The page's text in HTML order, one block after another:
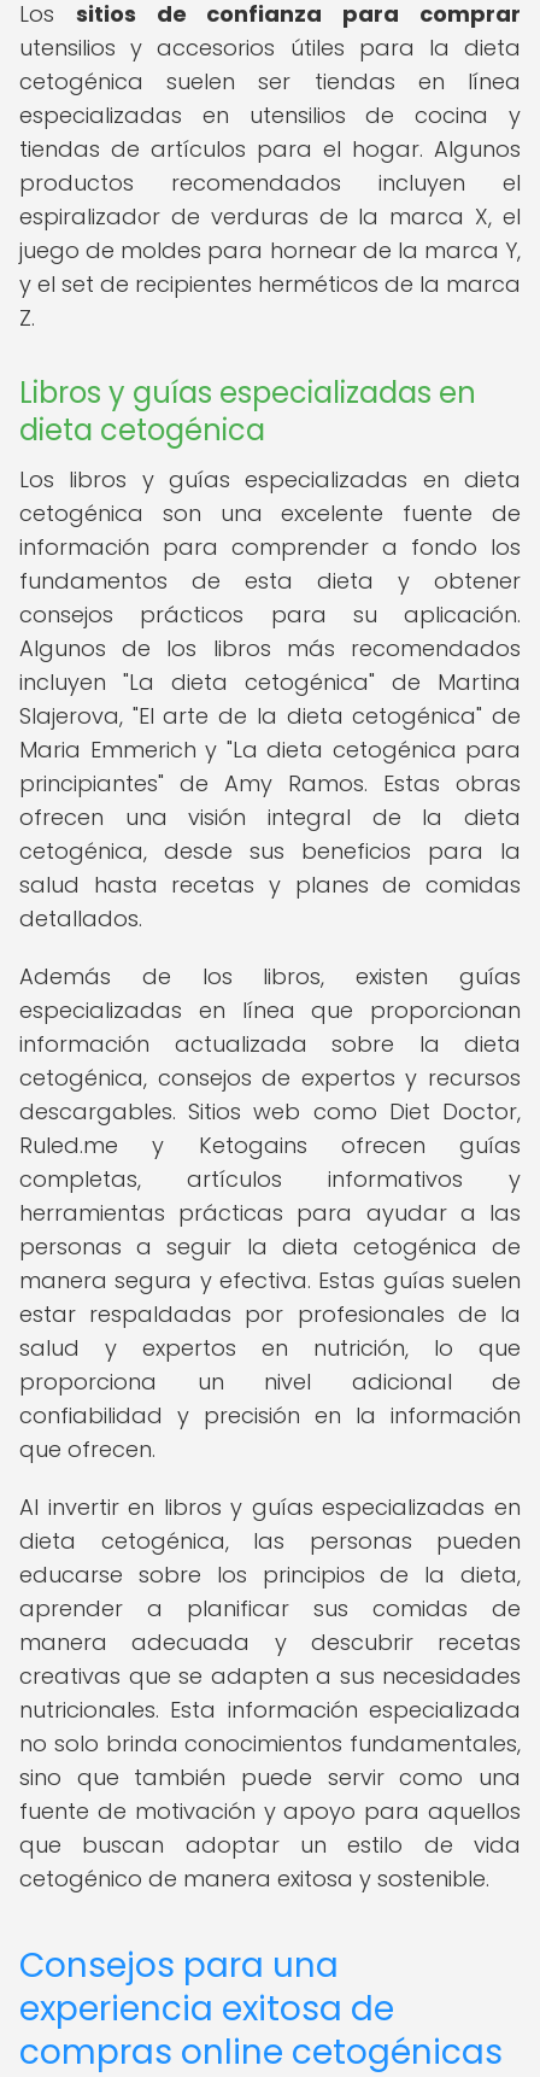
Los sitios de confianza para comprar
utensilios y accesorios útiles para la dieta
cetogénica suelen ser tiendas en línea
especializadas en utensilios de cocina y
tiendas de artículos para el hogar. Algunos
productos recomendados incluyen el
espiralizador de verduras de la marca X, el
juego de moldes para hornear de la marca Y,
y el set de recipientes herméticos de la marca
Z.
Libros y guías especializadas en
dieta cetogénica
Los libros y guías especializadas en dieta
cetogénica son una excelente fuente de
información para comprender a fondo los
fundamentos de esta dieta y obtener
consejos prácticos para su aplicación.
Algunos de los libros más recomendados
incluyen "La dieta cetogénica" de Martina
Slajerova, "El arte de la dieta cetogénica" de
Maria Emmerich y "La dieta cetogénica para
principiantes" de Amy Ramos. Estas obras
ofrecen una visión integral de la dieta
cetogénica, desde sus beneficios para la
salud hasta recetas y planes de comidas
detallados.
Además de los libros, existen guías
especializadas en línea que proporcionan
información actualizada sobre la dieta
cetogénica, consejos de expertos y recursos
descargables. Sitios web como Diet Doctor,
Ruled.me y Ketogains ofrecen guías
completas, artículos informativos y
herramientas prácticas para ayudar a las
personas a seguir la dieta cetogénica de
manera segura y efectiva. Estas guías suelen
estar respaldadas por profesionales de la
salud y expertos en nutrición, lo que
proporciona un nivel adicional de
confiabilidad y precisión en la información
que ofrecen.
Al invertir en libros y guías especializadas en
dieta cetogénica, las personas pueden
educarse sobre los principios de la dieta,
aprender a planificar sus comidas de
manera adecuada y descubrir recetas
creativas que se adapten a sus necesidades
nutricionales. Esta información especializada
no solo brinda conocimientos fundamentales,
sino que también puede servir como una
fuente de motivación y apoyo para aquellos
que buscan adoptar un estilo de vida
cetogénico de manera exitosa y sostenible.
Consejos para una
experiencia exitosa de
compras online cetogénicas